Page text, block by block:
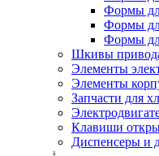
Формы
Формы
Формы
Шкивы
Элементы
Элементы
Запчасти для
Клавиши
Диспенсеры и